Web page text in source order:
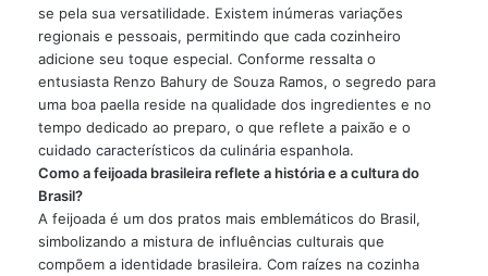
se pela sua versatilidade. Existem inúmeras variações
regionais e pessoais, permitindo que cada cozinheiro
adicione seu toque especial. Conforme ressalta o
entusiasta Renzo Bahury de Souza Ramos, o segredo para
uma boa paella reside na qualidade dos ingredientes e no
tempo dedicado ao preparo, o que reflete a paixão e o
cuidado característicos da culinária espanhola.
Como a feijoada brasileira reflete a história e a cultura do
Brasil?
A feijoada é um dos pratos mais emblemáticos do Brasil,
simbolizando a mistura de influências culturais que
compõem a identidade brasileira. Com raízes na cozinha